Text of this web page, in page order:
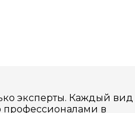
эксперты. Каждый вид
профессионалами в